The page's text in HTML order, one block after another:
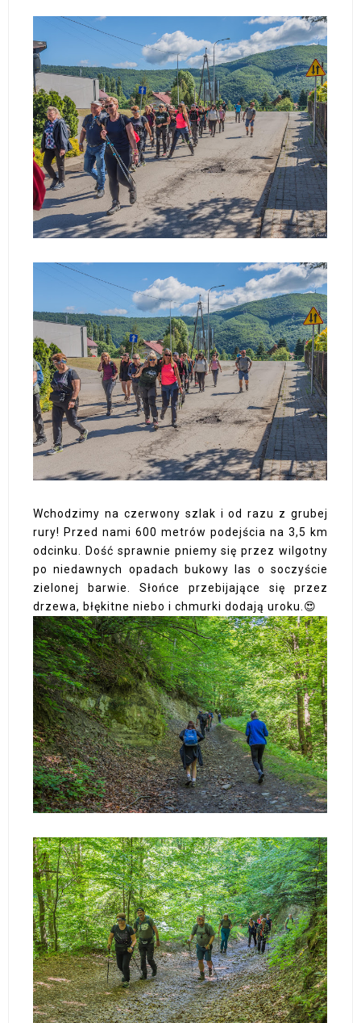
Wchodzimy na czerwony szlak i od razu z grubej
rury! Przed nami 600 metrów podejścia na 3,5 km
odcinku. Dość sprawnie pniemy się przez wilgotny
po niedawnych opadach bukowy las o soczyście
zielonej barwie. Słońce przebijające się przez
drzewa, błękitne niebo i chmurki dodają uroku.😍